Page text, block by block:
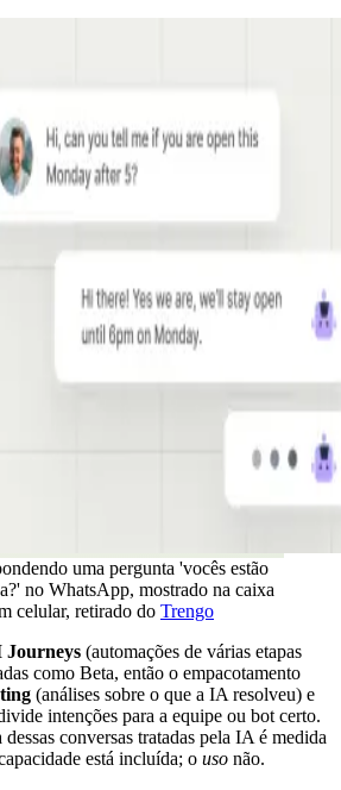
uma pergunta 'vocês estão
no WhatsApp, mostrado na caixa
celular, retirado do Trengo
Journeys (automações de várias etapas
como Beta, então o empacotamento
(análises sobre o que a IA resolveu) e
intenções para a equipe ou bot certo.
conversas tratadas pela IA é medida
está incluída; o uso não.